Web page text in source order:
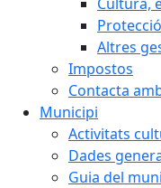
Altres
Impostos
Contacta
Municipi
Activitats
Dades
Guia del